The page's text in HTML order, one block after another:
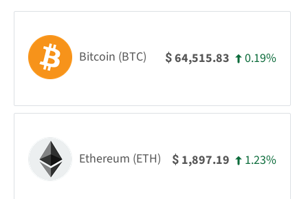
Bitcoin (BTC) $64,515.83 0.19%
Ethereum (ETH) $ 1,897.19 1.23%